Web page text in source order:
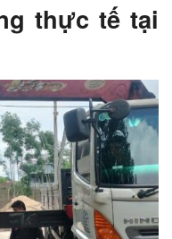
thực tế tại